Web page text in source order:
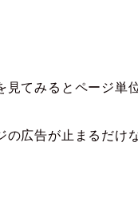
てみるとページ単
広告が止まるだけ